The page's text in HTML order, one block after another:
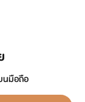
นมือถือ
อกฎหมายและศีลธรรม
ทั้งนี้ ทางเว็บไซต์ขอสงวน